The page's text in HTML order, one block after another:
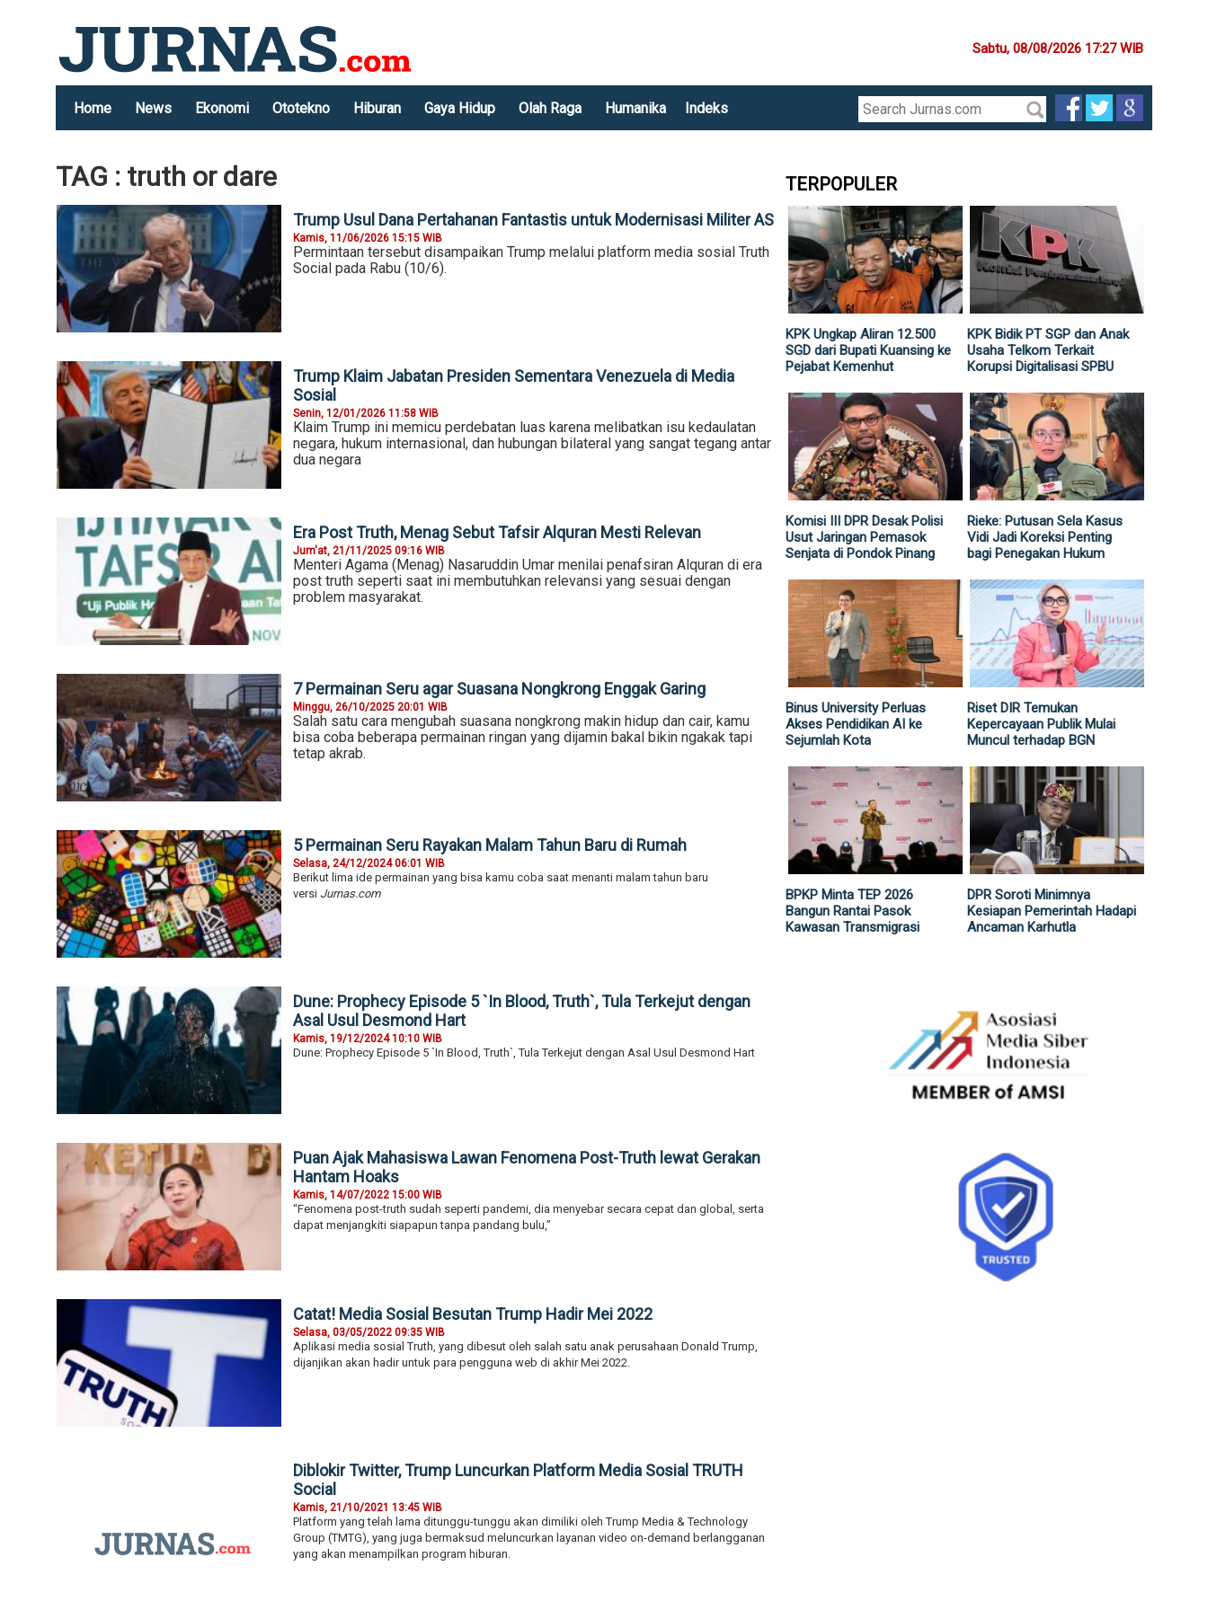
Sabtu, 08/08/2026 17:27 WIB
Home News Ekonomi Ototekno Hiburan Gaya Hidup Olah Raga Humanika Indeks
TAG : truth or dare
Trump Usul Dana Pertahanan Fantastis untuk Modernisasi Militer AS
Kamis, 11/06/2026 15:15 WIB
Permintaan tersebut disampaikan Trump melalui platform media sosial Truth
Social pada Rabu (10/6).
Trump Klaim Jabatan Presiden Sementara Venezuela di Media
Sosial
Senin, 12/01/2026 11:58 WIB
Klaim Trump ini memicu perdebatan luas karena melibatkan isu kedaulatan
negara, hukum internasional, dan hubungan bilateral yang sangat tegang antar
dua negara
Era Post Truth, Menag Sebut Tafsir Alquran Mesti Relevan
Jum'at, 21/11/2025 09:16 WIB
Menteri Agama (Menag) Nasaruddin Umar menilai penafsiran Alquran di era
post truth seperti saat ini membutuhkan relevansi yang sesuai dengan
problem masyarakat.
7 Permainan Seru agar Suasana Nongkrong Enggak Garing
Minggu, 26/10/2025 20:01 WIB
Salah satu cara mengubah suasana nongkrong makin hidup dan cair, kamu
bisa coba beberapa permainan ringan yang dijamin bakal bikin ngakak tapi
tetap akrab.
5 Permainan Seru Rayakan Malam Tahun Baru di Rumah
Selasa, 24/12/2024 06:01 WIB
Berikut lima ide permainan yang bisa kamu coba saat menanti malam tahun baru
versi Jurnas.com
Dune: Prophecy Episode 5 `In Blood, Truth`, Tula Terkejut dengan
Asal Usul Desmond Hart
Kamis, 19/12/2024 10:10 WIB
Dune: Prophecy Episode 5 `In Blood, Truth`, Tula Terkejut dengan Asal Usul Desmond Hart
Puan Ajak Mahasiswa Lawan Fenomena Post-Truth lewat Gerakan
Hantam Hoaks
Kamis, 14/07/2022 15:00 WIB
“Fenomena post-truth sudah seperti pandemi, dia menyebar secara cepat dan global, serta
dapat menjangkiti siapapun tanpa pandang bulu,”
Catat! Media Sosial Besutan Trump Hadir Mei 2022
Selasa, 03/05/2022 09:35 WIB
Aplikasi media sosial Truth, yang dibesut oleh salah satu anak perusahaan Donald Trump,
dijanjikan akan hadir untuk para pengguna web di akhir Mei 2022.
Diblokir Twitter, Trump Luncurkan Platform Media Sosial TRUTH
Social
Kamis, 21/10/2021 13:45 WIB
Platform yang telah lama ditunggu-tunggu akan dimiliki oleh Trump Media & Technology
Group (TMTG), yang juga bermaksud meluncurkan layanan video on-demand berlangganan
yang akan menampilkan program hiburan.
TERPOPULER
KPK Ungkap Aliran 12.500
SGD dari Bupati Kuansing ke
Pejabat Kemenhut
KPK Bidik PT SGP dan Anak
Usaha Telkom Terkait
Korupsi Digitalisasi SPBU
Komisi III DPR Desak Polisi
Usut Jaringan Pemasok
Senjata di Pondok Pinang
Rieke: Putusan Sela Kasus
Vidi Jadi Koreksi Penting
bagi Penegakan Hukum
Binus University Perluas
Akses Pendidikan AI ke
Sejumlah Kota
Riset DIR Temukan
Kepercayaan Publik Mulai
Muncul terhadap BGN
BPKP Minta TEP 2026
Bangun Rantai Pasok
Kawasan Transmigrasi
DPR Soroti Minimnya
Kesiapan Pemerintah Hadapi
Ancaman Karhutla